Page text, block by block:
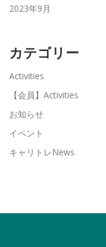
2023年9月
カテゴリー
Activities
【会員】Activities
お知らせ
イベント
キャリトレNews